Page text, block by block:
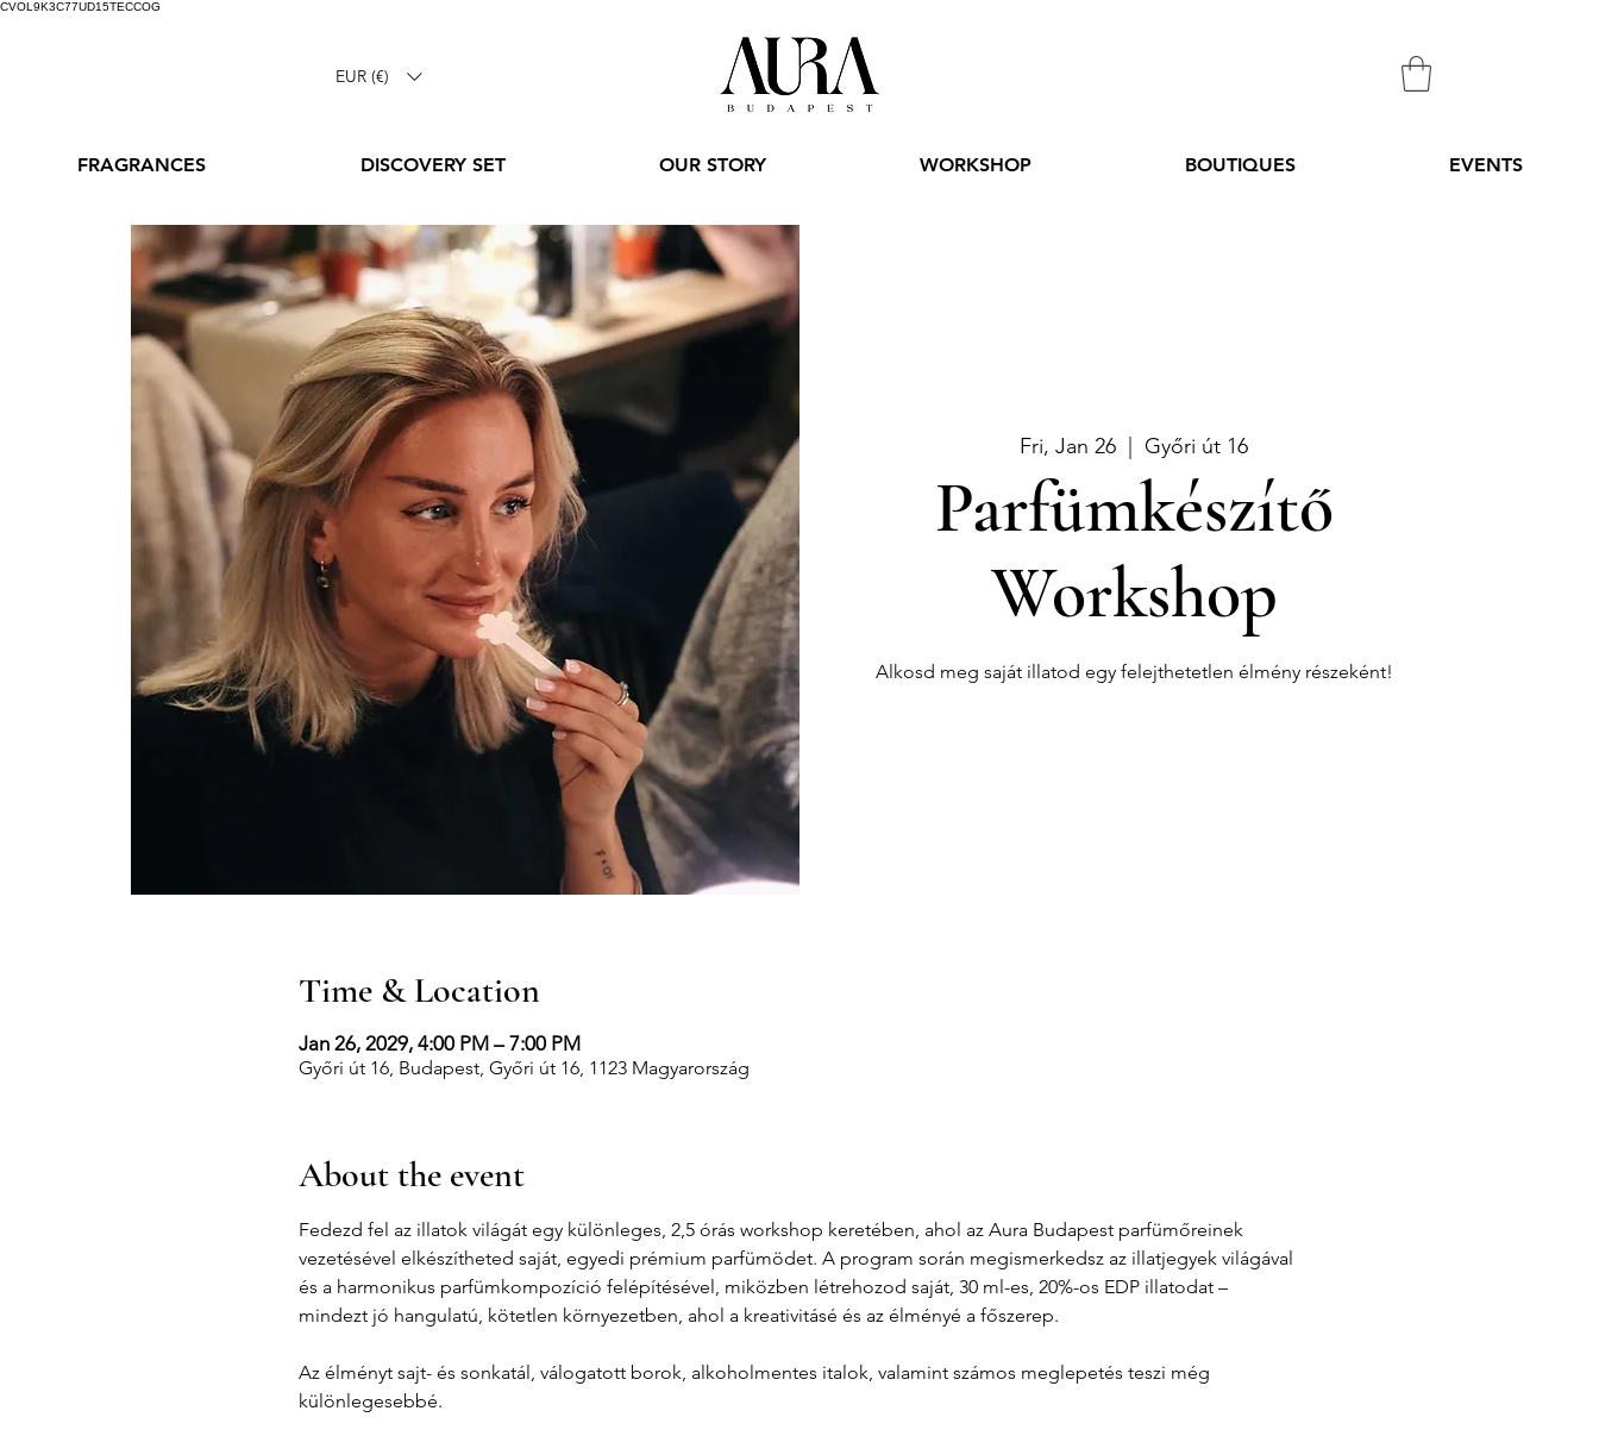
CVOL9K3C77UD15TECCOG
EUR (€)
FRAGRANCES DISCOVERY SET OUR STORY WORKSHOP BOUTIQUES EVENTS
Fri, Jan 26 Győri út 16
Parfümkészítő
Workshop
Alkosd meg saját illatod egy felejthetetlen élmény részeként!
Time & Location
Jan 26, 2029, 4:00 PM – 7:00 PM
Győri út 16, Budapest, Győri út 16, 1123 Magyarország
About the event
Fedezd fel az illatok világát egy különleges, 2,5 órás workshop keretében, ahol az Aura Budapest parfümőreinek
vezetésével elkészítheted saját, egyedi prémium parfümödet. A program során megismerkedsz az illatjegyek világával
és a harmonikus parfümkompozíció felépítésével, miközben létrehozod saját, 30 ml-es, 20%-os EDP illatodat –
mindezt jó hangulatú, kötetlen környezetben, ahol a kreativitásé és az élményé a főszerep.
Az élményt sajt- és sonkatál, válogatott borok, alkoholmentes italok, valamint számos meglepetés teszi még
különlegesebbé.